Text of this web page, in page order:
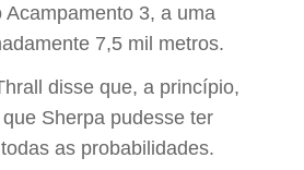
Acampamento 3, a uma
7,5 mil metros.
disse que, a princípio,
Sherpa pudesse ter
as probabilidades.